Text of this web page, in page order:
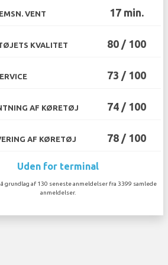
VENT 17 min.
KVALITET 80 / 100
73 / 100
AF KØRETØJ 74 / 100
AF KØRETØJ 78 / 100
Uden for terminal
grundlag af 130 seneste anmeldelser fra 3399 samlede
anmeldelser.